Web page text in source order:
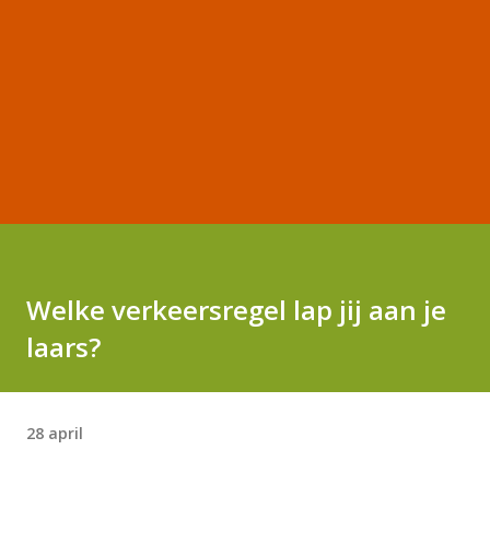
Welke verkeersregel lap jij aan je
laars?
28 april